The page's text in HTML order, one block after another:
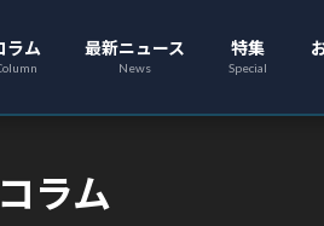
ラム 最新ニュース
News
特集
Special
コラム